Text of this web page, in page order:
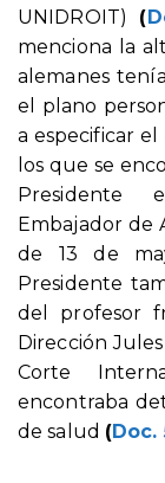
UNIDROIT) (
menciona la
alemanes
el plano
a especificar
los que se
Presidente
Embajador de
de 13 de
Presidente
del profesor
Dirección
Corte
encontraba
de salud (Doc.